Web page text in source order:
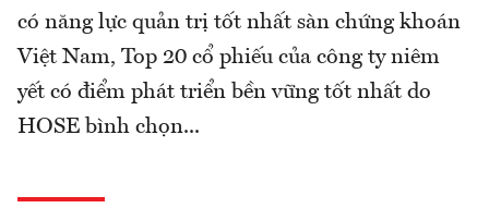
có năng lực quản trị tốt nhất sàn chứng khoán
Việt Nam, Top 20 cổ phiếu của công ty niêm
yết có điểm phát triển bền vững tốt nhất do
HOSE bình chọn...